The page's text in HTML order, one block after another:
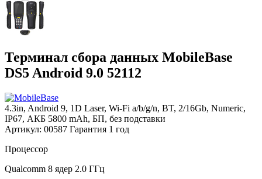
Терминал сбора данных MobileBase
DS5 Android 9.0 52112
4.3in, Android 9, 1D Laser, Wi-Fi a/b/g/n, BT, 2/16Gb, Numeric,
IP67, АКБ 5800 mAh, БП, без подставки
Артикул: 00587 Гарантия 1 год
Процессор
Qualcomm 8 ядер 2.0 ГГц